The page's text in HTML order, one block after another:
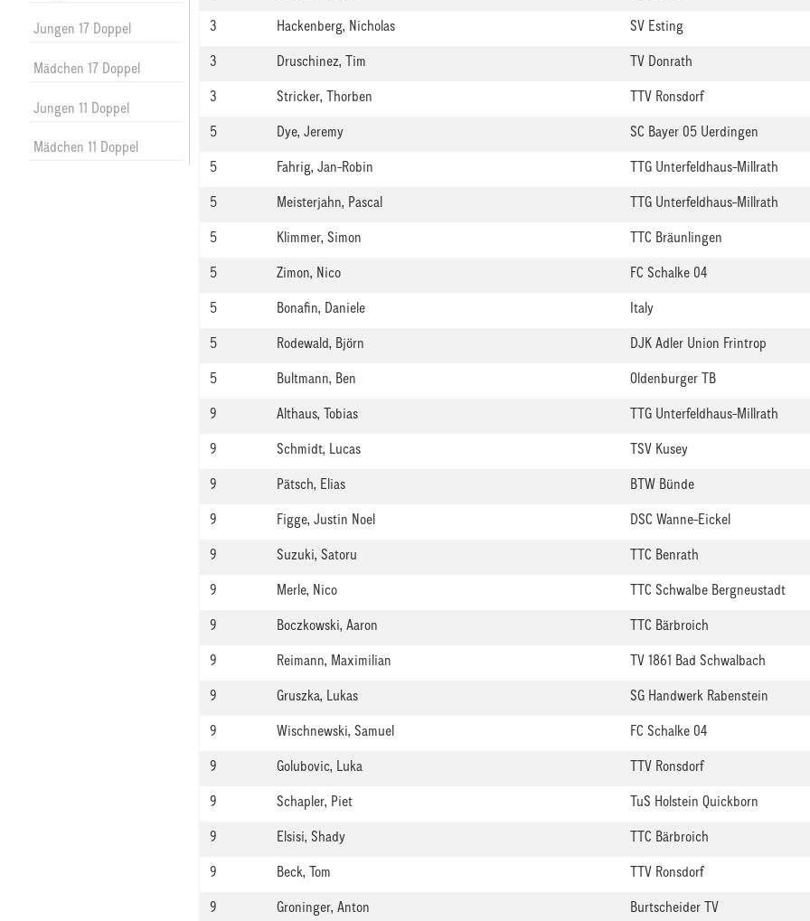
Jungen 17 Doppel
Mädchen 17 Doppel
Jungen 11 Doppel
Mädchen 11 Doppel
3 Hackenberg, Nicholas SV Esting
3 Druschinez, Tim TV Donrath
3 Stricker, Thorben TTV Ronsdorf
5 Dye, Jeremy SC Bayer 05 Uerdingen
5 Fahrig, Jan-Robin TTG Unterfeldhaus-Millrath
5 Meisterjahn, Pascal TTG Unterfeldhaus-Millrath
5 Klimmer, Simon TTC Bräunlingen
5 Zimon, Nico FC Schalke 04
5 Bonafin, Daniele Italy
5 Rodewald, Björn DJK Adler Union Frintrop
5 Bultmann, Ben Oldenburger TB
9 Althaus, Tobias TTG Unterfeldhaus-Millrath
9 Schmidt, Lucas TSV Kusey
9 Pätsch, Elias BTW Bünde
9 Figge, Justin Noel DSC Wanne-Eickel
9 Suzuki, Satoru TTC Benrath
9 Merle, Nico TTC Schwalbe Bergneustadt
9 Boczkowski, Aaron TTC Bärbroich
9 Reimann, Maximilian TV 1861 Bad Schwalbach
9 Gruszka, Lukas SG Handwerk Rabenstein
9 Wischnewski, Samuel FC Schalke 04
9 Golubovic, Luka TTV Ronsdorf
9 Schapler, Piet TuS Holstein Quickborn
9 Elsisi, Shady TTC Bärbroich
9 Beck, Tom TTV Ronsdorf
9 Groninger, Anton Burtscheider TV